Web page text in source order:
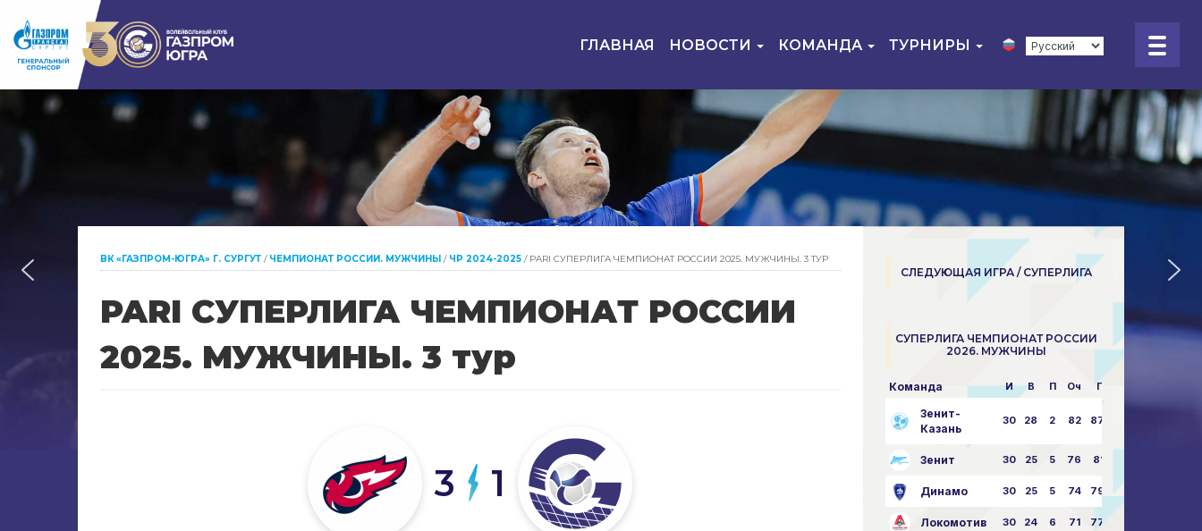
ГЛАВНАЯ НОВОСТИ КОМАНДА ТУРНИРЫ
ВК «ГАЗПРОМ-ЮГРА» Г. СУРГУТ / ЧЕМПИОНАТ РОССИИ. МУЖЧИНЫ / ЧР 2024-2025 / PARI СУПЕРЛИГА ЧЕМПИОНАТ РОССИИ 2025. МУЖЧИНЫ. 3 ТУР
PARI СУПЕРЛИГА ЧЕМПИОНАТ РОССИИ
2025. МУЖЧИНЫ. 3 тур
3 1
СЛЕДУЮЩАЯ ИГРА / СУПЕРЛИГА
СУПЕРЛИГА ЧЕМПИОНАТ РОССИИ
2026. МУЖЧИНЫ
Команда И В П Оч Пар
Зенит-
Казань
30 28 2 82 87:24
Зенит 30 25 5 76 81:21
Динамо 30 25 5 74 79:26
Локомотив 30 24 6 71 77:33